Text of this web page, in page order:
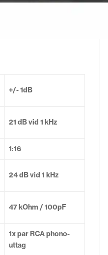
+/- 1dB
21 dB vid 1 kHz
1:16
24 dB vid 1 kHz
47 kOhm / 100pF
1x par RCA phono-
uttag